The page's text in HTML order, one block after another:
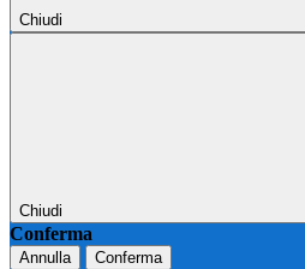
Chiudi
Chiudi
Conferma
Annulla Conferma